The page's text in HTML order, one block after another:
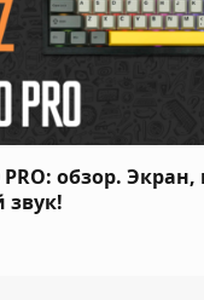
PRO: обзор.
звук!